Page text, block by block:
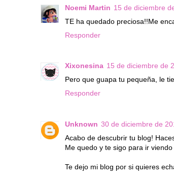
Noemi Martin 15 de diciembre
TE ha quedado preciosa!!Me
Responder
Xixonesina 15 de diciembre de
Pero que guapa tu pequeña, le
Responder
Unknown 30 de diciembre de
Acabo de descubrir tu blog!
Me quedo y te sigo para ir
Te dejo mi blog por si quieres